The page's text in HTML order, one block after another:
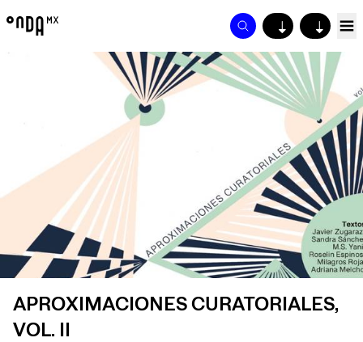
↓ ↓
APROXIMACIONES CURATORIALES,
VOL. II